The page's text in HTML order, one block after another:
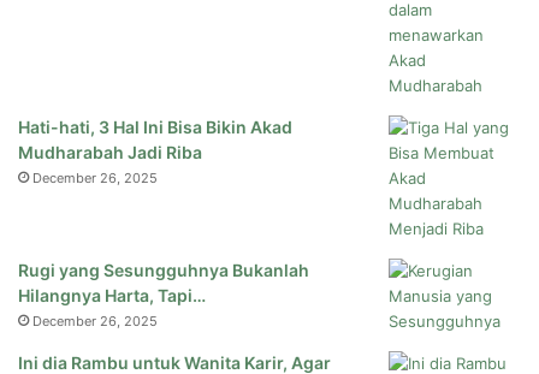
Hati-hati, 3 Hal Ini Bisa Bikin Akad
Mudharabah Jadi Riba
December 26, 2025
Rugi yang Sesungguhnya Bukanlah
Hilangnya Harta, Tapi…
December 26, 2025
Ini dia Rambu untuk Wanita Karir, Agar